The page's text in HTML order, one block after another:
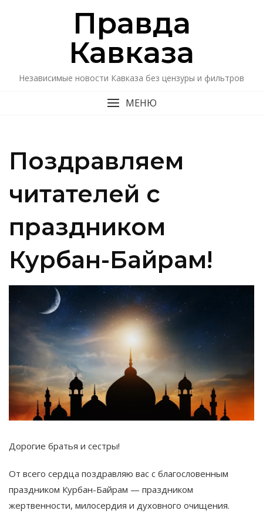
Правда
Кавказa
Независимые новости Кавказа без цензуры и фильтров
МЕНЮ
Поздравляем
читателей с
праздником
Курбан-Байрам!
Дорогие братья и сестры!
От всего сердца поздравляю вас с благословенным
праздником Курбан-Байрам — праздником
жертвенности, милосердия и духовного очищения.